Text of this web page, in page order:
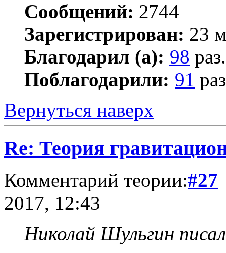
Сообщений: 2744
Зарегистрирован: 23
Благодарил (а): 98 раз.
Поблагодарили: 91
Вернуться наверх
Re: Теория
Комментарий теории:#27
2017, 12:43
Николай Шульгин